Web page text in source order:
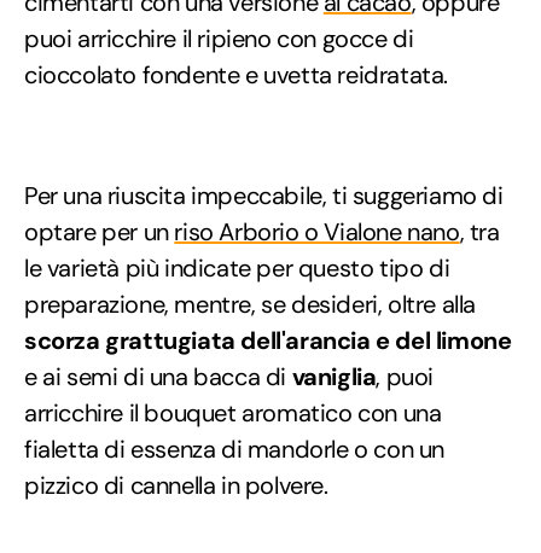
puoi arricchire il ripieno con gocce di
cioccolato fondente e uvetta reidratata.
Per una riuscita impeccabile, ti suggeriamo di
optare per unriso Arborio o Vialone nano, tra
le varietà più indicate per questo tipo di
preparazione, mentre, se desideri, oltre alla
scorza grattugiata dell'arancia e del limone
e ai semi di una bacca di vaniglia, puoi
arricchire il bouquet aromatico con una
fialetta di essenza di mandorle o con un
pizzico di cannella in polvere.